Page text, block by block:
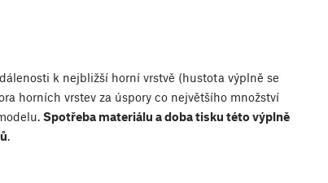
k nejbližší horní vrstvě (hustota výplně se
horních vrstev za úspory co největšího množství
Spotřeba materiálu a doba tisku této výplně
.